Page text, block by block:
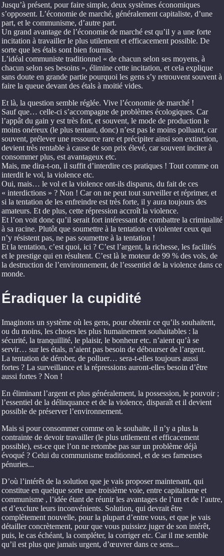
Jusqu’à présent, pour faire simple, deux systèmes économiques
s’opposent. L’économie de marché, généralement capitaliste, d’une
part, et le communisme, d’autre part.
Un grand avantage de l’économie de marché est qu’il y a une forte
incitation à travailler le plus utilement et efficacement possible. De
sorte que les étals sont bien fournis.
L’idéal communiste traditionnel « de chacun selon ses moyens, à
chacun selon ses besoins », élimine cette incitation, et cela explique
sans doute en grande partie pourquoi les gens s’y retrouvent souvent à
faire la queue devant des étals à moitié vides.
Et là, la question semble réglée. Vive l’économie de marché !
Sauf que… celle-ci s’accompagne de problèmes écologiques. Car
l’appât du gain y est très fort, et souvent, le mode de production le
moins onéreux (le plus tentant, donc) n’est pas le moins polluant, car
souvent, prélever une ressource rare et précipiter ainsi son extinction,
devient très rentable à cause de son prix élevé, car souvent inciter à
consommer plus, est avantageux etc.
Mais, me dira-t-on, il suffit d’interdire ces pratiques ! Tout comme on
interdit le vol, la violence etc.
Oui, mais… le vol et la violence ont-ils disparus, du fait de ces
« interdictions » ? Non ! Car on ne peut tout surveiller et réprimer, et
si la tentation de les enfreindre est très forte, il y aura toujours des
amateurs. Et de plus, cette répression accroît la violence.
Et l’on voit donc qu’il serait fort intéressant de combattre la criminalité
à sa racine. Plutôt que soumettre à la tentation et violenter ceux qui
n’y résistent pas, ne pas soumettre à la tentation !
Et la tentation, c’est quoi, ici ? C’est l’argent, la richesse, les facilités
et le prestige qui en résultent. C’est là le moteur de 99 % des vols, de
la destruction de l’environnement, de l’essentiel de la violence dans ce
monde.
Éradiquer la cupidité
Imaginons un système où les gens, pour obtenir ce qu’ils souhaitent,
ou du moins, les choses les plus humainement souhaitables : la
sécurité, la tranquillité, le plaisir, le bonheur etc. n’aient qu’à se
servir… sur les étals, n’aient pas besoin de débourser de l’argent.
La tentation de dérober, de polluer… sera-t-elles toujours aussi
fortes ? La surveillance et la répressions auront-elles besoin d’être
aussi fortes ? Non !
En éliminant l’argent et plus généralement, la possession, le pouvoir ;
l’essentiel de la délinquance et de la violence, disparaît et il devient
possible de préserver l’environnement.
Mais si pour consommer comme on le souhaite, il n’y a plus la
contrainte de devoir travailler (le plus utilement et efficacement
possible), est-ce que l’on ne retombe pas sur un problème déjà
évoqué ? Celui du communisme traditionnel, et de ses fameuses
pénuries...
D’où l’intérêt de la solution que je vais proposer maintenant, qui
constitue en quelque sorte une troisième voie, entre capitalisme et
communisme , l’idée étant de réunir les avantages de l’un et de l’autre,
et d’exclure leurs inconvénients. Solution, qui devrait être
complètement nouvelle, pour la plupart d’entre vous, et que je vais
détailler concrètement, pour que vous puissiez juger de son intérêt,
puis, le cas échéant, la compléter, la corriger etc. Car il me semble
qu’il est plus que jamais urgent, d’œuvrer dans ce sens...